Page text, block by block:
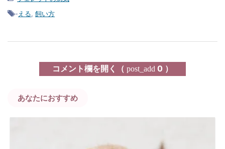
-える, 飼い方
コメント欄を開く（ post_add 0 ）
あなたにおすすめ